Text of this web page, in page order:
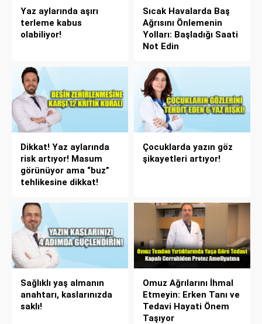
Yaz aylarında aşırı
terleme kabus
olabiliyor!
Sıcak Havalarda Baş
Ağrısını Önlemenin
Yolları: Başladığı Saati
Not Edin
Dikkat! Yaz aylarında
risk artıyor! Masum
görünüyor ama “buz”
tehlikesine dikkat!
Çocuklarda yazın göz
şikayetleri artıyor!
Sağlıklı yaş almanın
anahtarı, kaslarınızda
saklı!
Omuz Ağrılarını İhmal
Etmeyin: Erken Tanı ve
Tedavi Hayati Önem
Taşıyor